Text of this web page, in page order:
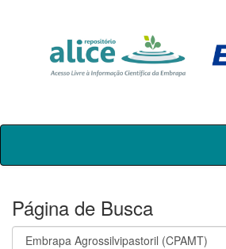
Skip
Página de Busca